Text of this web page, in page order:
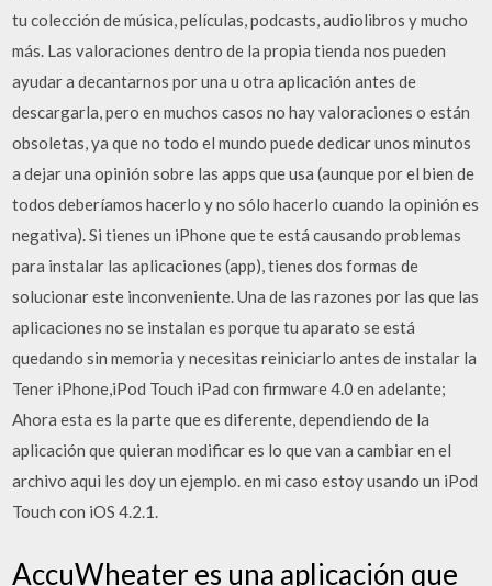
tu colección de música, películas, podcasts, audiolibros y mucho
más. Las valoraciones dentro de la propia tienda nos pueden
ayudar a decantarnos por una u otra aplicación antes de
descargarla, pero en muchos casos no hay valoraciones o están
obsoletas, ya que no todo el mundo puede dedicar unos minutos
a dejar una opinión sobre las apps que usa (aunque por el bien de
todos deberíamos hacerlo y no sólo hacerlo cuando la opinión es
negativa). Si tienes un iPhone que te está causando problemas
para instalar las aplicaciones (app), tienes dos formas de
solucionar este inconveniente. Una de las razones por las que las
aplicaciones no se instalan es porque tu aparato se está
quedando sin memoria y necesitas reiniciarlo antes de instalar la
Tener iPhone,iPod Touch iPad con firmware 4.0 en adelante;
Ahora esta es la parte que es diferente, dependiendo de la
aplicación que quieran modificar es lo que van a cambiar en el
archivo aqui les doy un ejemplo. en mi caso estoy usando un iPod
Touch con iOS 4.2.1.
AccuWheater es una aplicación que